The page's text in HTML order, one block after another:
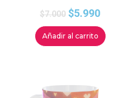
$7.000 $5.990
Añadir al carrito